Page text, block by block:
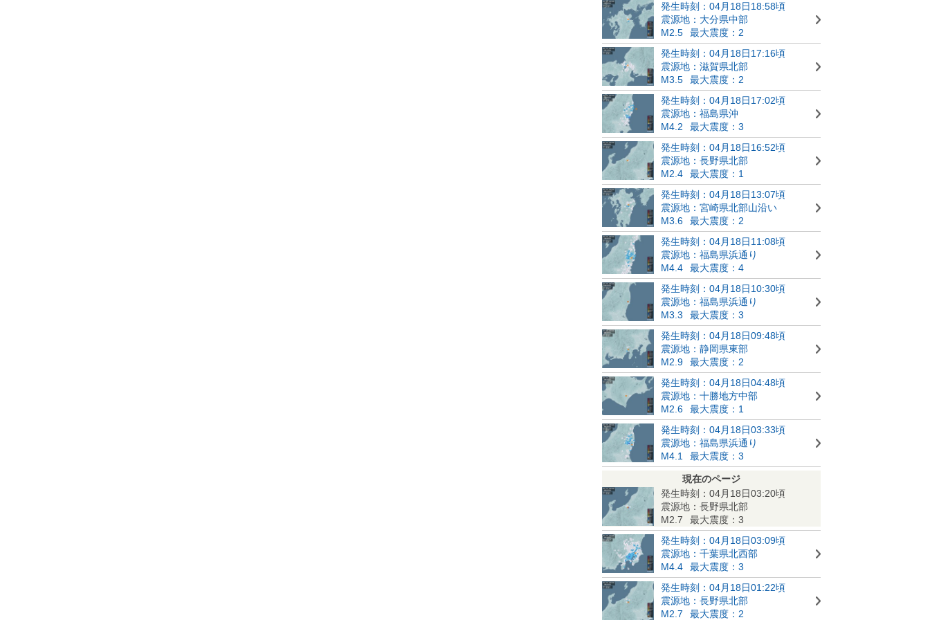
発生時刻：04月18日18:58頃
震源地：大分県中部
M2.5
最大震度：2
発生時刻：04月18日17:16頃
震源地：滋賀県北部
M3.5
最大震度：2
発生時刻：04月18日17:02頃
震源地：福島県沖
M4.2
最大震度：3
発生時刻：04月18日16:52頃
震源地：長野県北部
M2.4
最大震度：1
発生時刻：04月18日13:07頃
震源地：宮崎県北部山沿い
M3.6
最大震度：2
発生時刻：04月18日11:08頃
震源地：福島県浜通り
M4.4
最大震度：4
発生時刻：04月18日10:30頃
震源地：福島県浜通り
M3.3
最大震度：3
発生時刻：04月18日09:48頃
震源地：静岡県東部
M2.9
最大震度：2
発生時刻：04月18日04:48頃
震源地：十勝地方中部
M2.6
最大震度：1
発生時刻：04月18日03:33頃
震源地：福島県浜通り
M4.1
最大震度：3
現在のページ
発生時刻：04月18日03:20頃
震源地：長野県北部
M2.7
最大震度：3
発生時刻：04月18日03:09頃
震源地：千葉県北西部
M4.4
最大震度：3
発生時刻：04月18日01:22頃
震源地：長野県北部
M2.7
最大震度：2